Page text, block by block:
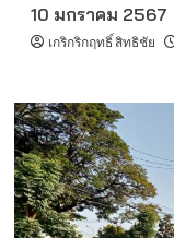
10 มกราคม 2567
เกริกริกฤทธิ์ สิทธิชัย